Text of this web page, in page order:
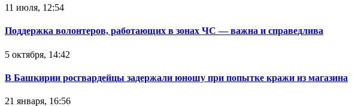
11 июля, 12:54
Поддержка волонтеров, работающих в зонах ЧС — важна и справедлива
5 октября, 14:42
В Башкирии росгвардейцы задержали юношу при попытке кражи из магазина
21 января, 16:56